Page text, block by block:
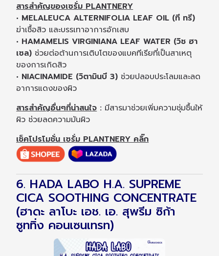
สารสำคัญของเซรั่ม PLANTNERY
• MELALEUCA ALTERNIFOLIA LEAF OIL (ที ทรี)
ฆ่าเชื้อสิว และบรรเทาอาการอักเสบ
• HAMAMELIS VIRGINIANA LEAF WATER (วิช ฮา
เซล) ช่วยต่อต้านการเติบโตของแบคทีเรียที่เป็นสาเหตุ
ของการเกิดสิว
• NIACINAMIDE (วิตามินบี 3) ช่วยปลอบประโลมและลด
อาการแดงของผิว
สารสำคัญอื่นๆที่น่าสนใจ: มีสารมาช่วยเพิ่มความชุ่มชื้นให้
ผิว ช่วยลดความมันผิว
เช็คโปรโมชั่น เซรั่ม PLANTNERY คลิ๊ก
6. HADA LABO H.A. SUPREME
CICA SOOTHING CONCENTRATE
(ฮาดะ ลาโบะ เอช. เอ. สุพรีม ซิก้า
ซูททิ่ง คอนเซนเทรท)